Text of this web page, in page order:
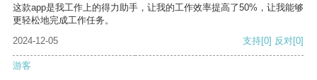
这款app是我工作上的得力助手，让我的工作效率提高了50%，让我能够
更轻松地完成工作任务。
2024-12-05
支持[0] 反对[0]
游客